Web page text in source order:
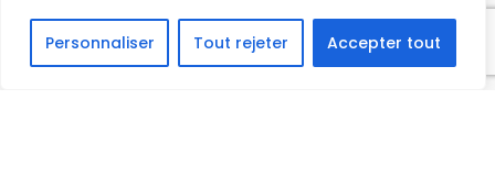
Personnaliser Tout rejeter Accepter tout